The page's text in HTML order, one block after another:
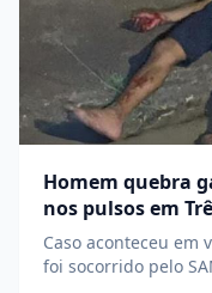
Homem quebra
nos pulsos em
Caso aconteceu em
foi socorrido pelo